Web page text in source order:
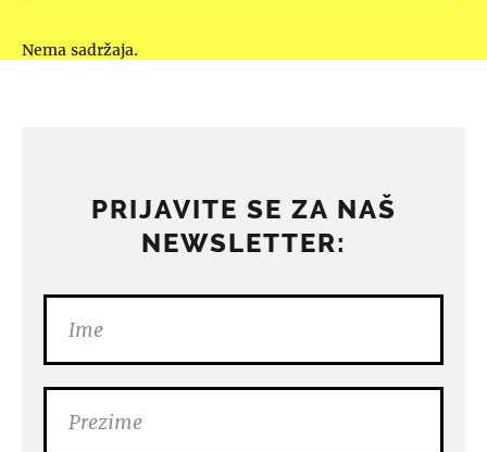
Nema sadržaja.
PRIJAVITE SE ZA NAŠ
NEWSLETTER: